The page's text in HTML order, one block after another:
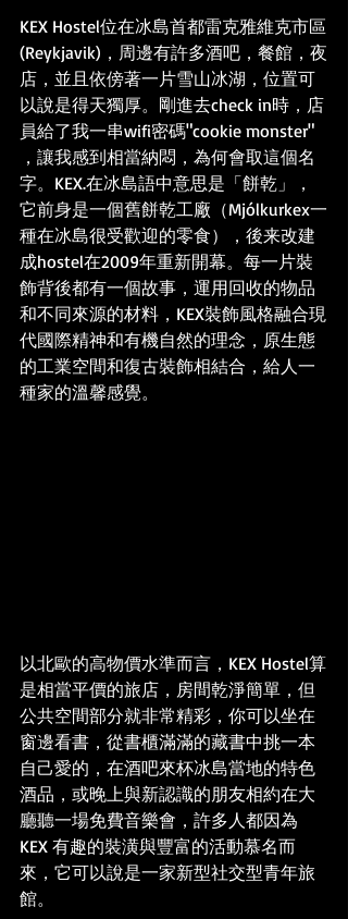
KEX Hostel位在冰島首都雷克雅維克市區
(Reykjavik)，周邊有許多酒吧，餐館，夜
店，並且依傍著一片雪山冰湖，位置可
以說是得天獨厚。剛進去check in時，店
員給了我一串wifi密碼"cookie monster"
，讓我感到相當納悶，為何會取這個名
字。KEX.在冰島語中意思是「餅乾」，
它前身是一個舊餅乾工廠（Mjólkurkex一
種在冰島很受歡迎的零食），後来改建
成hostel在2009年重新開幕。每一片裝
飾背後都有一個故事，運用回收的物品
和不同來源的材料，KEX裝飾風格融合現
代國際精神和有機自然的理念，原生態
的工業空間和復古裝飾相結合，給人一
種家的溫馨感覺。
以北歐的高物價水準而言，KEX Hostel算
是相當平價的旅店，房間乾淨簡單，但
公共空間部分就非常精彩，你可以坐在
窗邊看書，從書櫃滿滿的藏書中挑一本
自己愛的，在酒吧來杯冰島當地的特色
酒品，或晚上與新認識的朋友相約在大
廳聽一場免費音樂會，許多人都因為
KEX 有趣的裝潢與豐富的活動慕名而
來，它可以說是一家新型社交型青年旅
館。